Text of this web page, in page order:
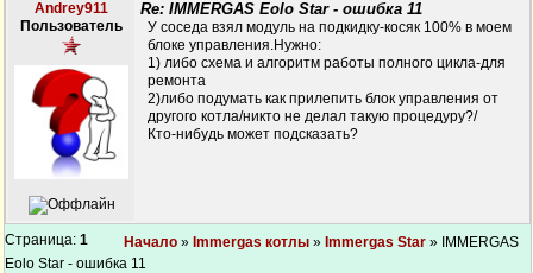
Andrey911
Пользователь
Re: IMMERGAS Eolo Star - ошибка 11
У соседа взял модуль на подкидку-косяк 100% в моем
блоке управления.Нужно:
1) либо схема и алгоритм работы полного цикла-для
ремонта
2)либо подумать как прилепить блок управления от
другого котла/никто не делал такую процедуру?/
Кто-нибудь может подсказать?
Страница: 1 Начало » Immergas котлы » Immergas Star » IMMERGAS
Eolo Star - ошибка 11